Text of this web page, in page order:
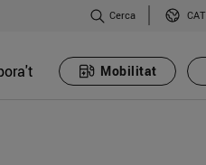
Cerca CAT
Mobilitat